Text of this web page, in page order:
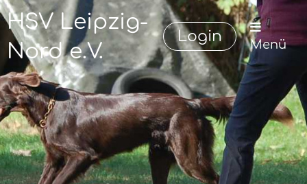
HSV Leipzig-
Nord e.V.
Login Menü